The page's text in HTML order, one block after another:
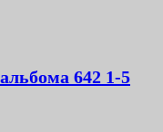
642 1-5